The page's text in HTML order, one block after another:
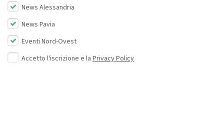
News Alessandria
News Pavia
Eventi Nord-Ovest
Accetto l'iscrizione e la Privacy Policy